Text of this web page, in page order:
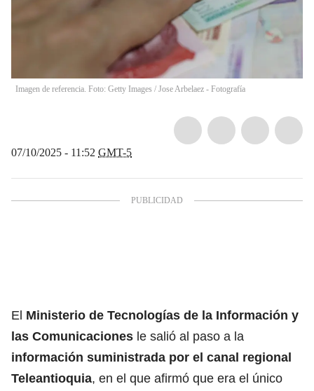
Imagen de referencia. Foto: Getty Images / Jose Arbelaez - Fotografía
07/10/2025 - 11:52 GMT-5
El Ministerio de Tecnologías de la Información y
las Comunicaciones le salió al paso a la
información suministrada por el canal regional
Teleantioquia, en el que afirmó que era el único